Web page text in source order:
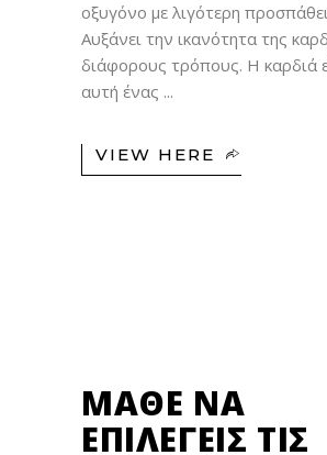
οξυγόνο με λιγότερη
Αυξάνει την ικανότητα της
διάφορους τρόπους. Η καρδιά
αυτή ένας
VIEW HERE
ΜΆΘΕ ΝΑ
ΕΠΙΛΈΓΕΙΣ ΤΙΣ